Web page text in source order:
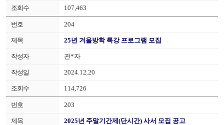
107,463
204
25년 겨울방학 특강 프로그램 모집
관*자
2024.12.20
114,726
203
2025년 주말기간제(단시간) 사서 모집 공고